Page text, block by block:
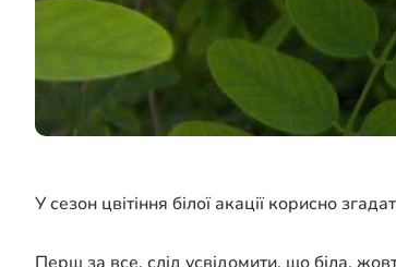
У сезон цвітіння білої акації корисно